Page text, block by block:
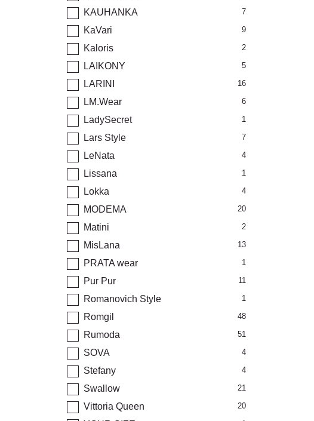
KAUHANKA 7
KaVari 9
Kaloris 2
LAIKONY 5
LARINI 16
LM.Wear 6
LadySecret 1
Lars Style 7
LeNata 4
Lissana 1
Lokka 4
MODEMA 20
Matini 2
MisLana 13
PRATA wear 1
Pur Pur 11
Romanovich Style 1
Romgil 48
Rumoda 51
SOVA 4
Stefany 4
Swallow 21
Vittoria Queen 20